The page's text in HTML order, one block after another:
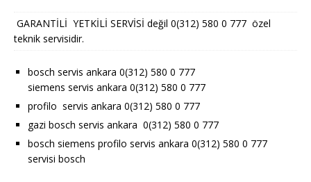
GARANTİLİ YETKİLİ SERVİSİ değil 0(312) 580 0 777 özel
teknik servisidir.
bosch servis ankara 0(312) 580 0 777
siemens servis ankara 0(312) 580 0 777
profilo servis ankara 0(312) 580 0 777
gazi bosch servis ankara 0(312) 580 0 777
bosch siemens profilo servis ankara 0(312) 580 0 777
servisi bosch